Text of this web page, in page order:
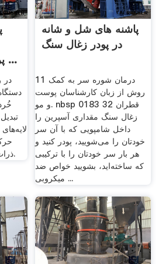
پروژه‌‌های ساختمانی ...
در
ذرات بسیار ریز سنگ می‌شود.
پاشنه های شل و شانه
در پودر زغال سنگ
درمان شوره سر به کمک 11
روش از زبان کارشناسان پوست
و مو. nbsp 0183 32 قطران
زغال سنگ مقداری آسپرین را
داخل شامپویی که با آن سر
خودتان را می‌شویید، پودر کنید و
هر بار سر خودتان را با ترکیبی
که ساخته‌اید، بشویید خواص ضد
میکروبی ...